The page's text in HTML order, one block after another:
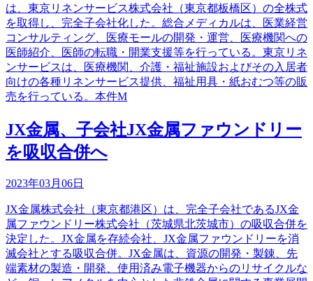
は、東京リネンサービス株式会社（東京都板橋区）の全株式
を取得し、完全子会社化した。総合メディカルは、医業経営
コンサルティング、医療モールの開発・運営、医療機関への
医師紹介、医師の転職・開業支援等を行っている。東京リネ
ンサービスは、医療機関、介護・福祉施設およびその入居者
向けの各種リネンサービス提供、福祉用具・紙おむつ等の販
売を行っている。本件M
JX金属、子会社JX金属ファウンドリー
を吸収合併へ
2023年03月06日
JX金属株式会社（東京都港区）は、完全子会社であるJX金
属ファウンドリー株式会社（茨城県北茨城市）の吸収合併を
決定した。JX金属を存続会社、JX金属ファウンドリーを消
滅会社とする吸収合併。JX金属は、資源の開発・製錬、先
端素材の製造・開発、使用済み電子機器からのリサイクルな